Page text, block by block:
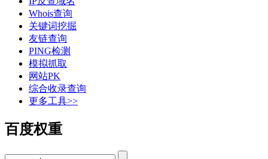
Whois查询
关键词挖掘
友链查询
PING检测
模拟抓取
网站PK
综合收录查询
更多工具>>
百度权重